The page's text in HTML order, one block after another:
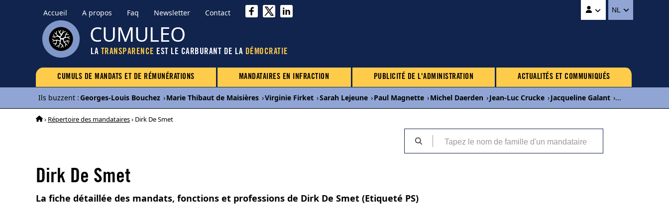
Accueil A propos Faq Newsletter Contact NL
CUMULEO
LA TRANSPARENCE EST LE CARBURANT DE LA DÉMOCRATIE
CUMULS DE MANDATS ET DE RÉMUNÉRATIONS MANDATAIRES EN INFRACTION PUBLICITÉ DE L'ADMINISTRATION ACTUALITÉS ET COMMUNIQUÉS
Ils buzzent :Georges-Louis Bouchez ›Marie Thibaut de Maisières ›Virginie Firket ›Sarah Lejeune ›Paul Magnette ›Michel Daerden ›Jean-Luc Crucke ›Jacqueline Galant ›...
› Répertoire des mandataires› Dirk De Smet
Dirk De Smet
La fiche détaillée des mandats, fonctions et professions de Dirk De Smet (Etiqueté PS)